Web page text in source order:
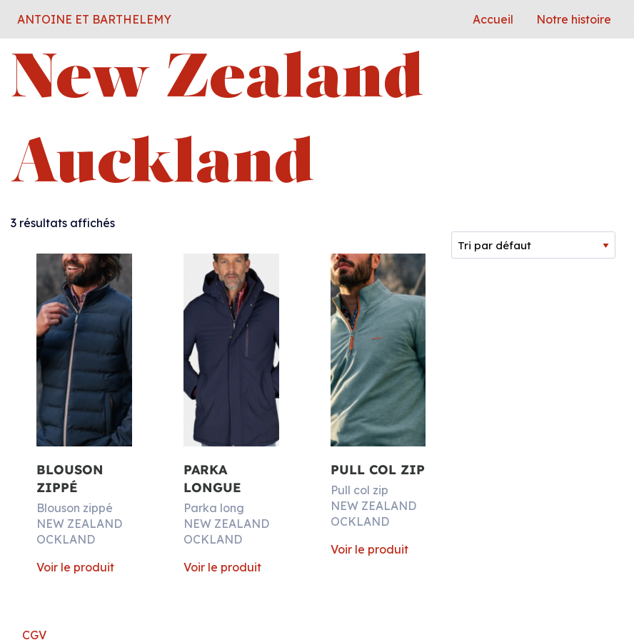
ANTOINE ET BARTHELEMY Accueil Notre histoire
New Zealand
Auckland
3 résultats affichés
BLOUSON
ZIPPÉ
Blouson zippé
NEW ZEALAND
OCKLAND
Voir le produit
PARKA
LONGUE
Parka long
NEW ZEALAND
OCKLAND
Voir le produit
PULL COL ZIP
Pull col zip
NEW ZEALAND
OCKLAND
Voir le produit
CGV